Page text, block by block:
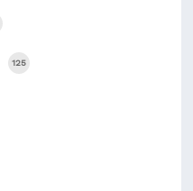
125